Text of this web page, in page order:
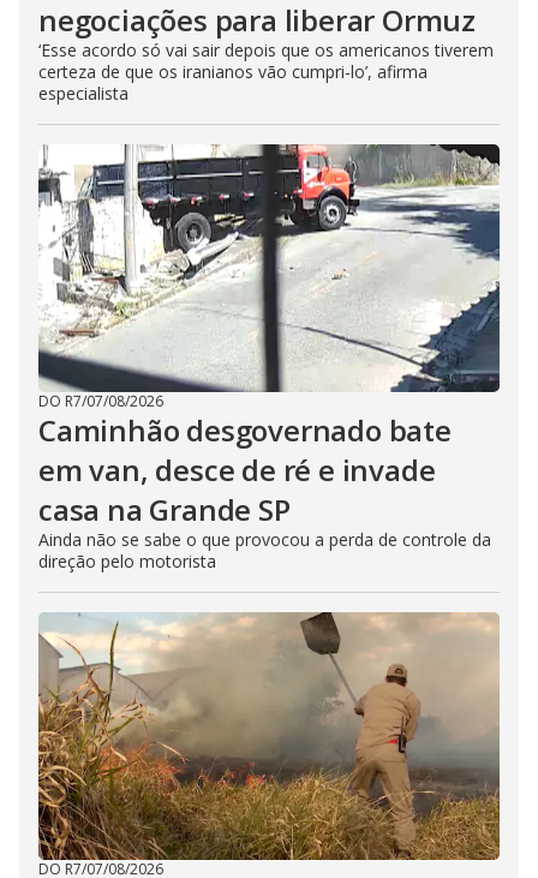
negociações para liberar Ormuz
‘Esse acordo só vai sair depois que os americanos tiverem
certeza de que os iranianos vão cumpri-lo’, afirma
especialista
DO R7/07/08/2026
Caminhão desgovernado bate
em van, desce de ré e invade
casa na Grande SP
Ainda não se sabe o que provocou a perda de controle da
direção pelo motorista
DO R7/07/08/2026